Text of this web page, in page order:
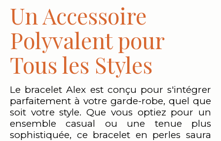
Un Accessoire
Polyvalent pour
Tous les Styles
Le bracelet Alex est conçu pour s'intégrer
parfaitement à votre garde-robe, quel que
soit votre style. Que vous optiez pour un
ensemble casual ou une tenue plus
sophistiquée, ce bracelet en perles saura